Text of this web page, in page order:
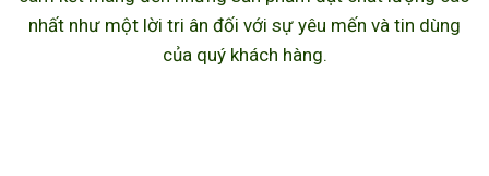
nhất như một lời tri ân đối với sự yêu mến và tin dùng
của quý khách hàng.